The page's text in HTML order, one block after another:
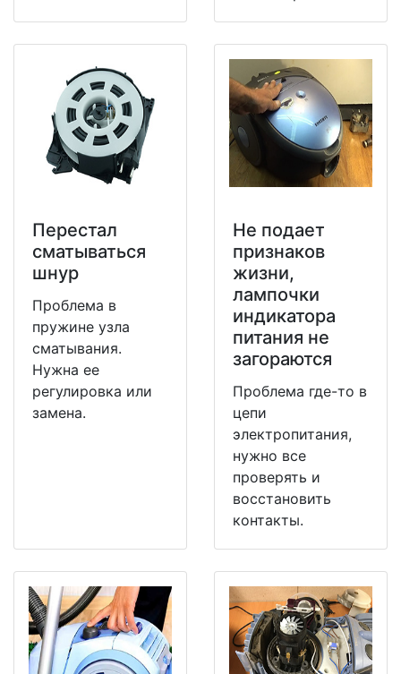
Перестал
сматываться
шнур
Проблема в
пружине узла
сматывания.
Нужна ее
регулировка или
замена.
Не подает
признаков
жизни,
лампочки
индикатора
питания не
загораются
Проблема где-то в
цепи
электропитания,
нужно все
проверять и
восстановить
контакты.